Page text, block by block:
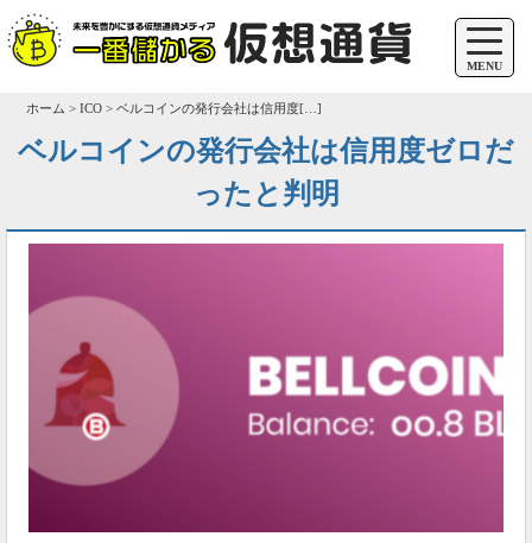
MENU
ホーム > ICO > ベルコインの発行会社は信用度[…]
ベルコインの発行会社は信用度ゼロだ
ったと判明